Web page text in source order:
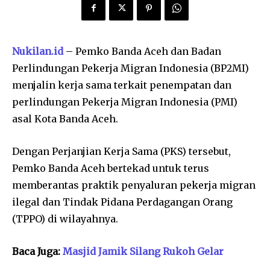
Nukilan.id– Pemko Banda Aceh dan Badan
Perlindungan Pekerja Migran Indonesia (BP2MI)
menjalin kerja sama terkait penempatan dan
perlindungan Pekerja Migran Indonesia (PMI)
asal Kota Banda Aceh.
Dengan Perjanjian Kerja Sama (PKS) tersebut,
Pemko Banda Aceh bertekad untuk terus
memberantas praktik penyaluran pekerja migran
ilegal dan Tindak Pidana Perdagangan Orang
(TPPO) di wilayahnya.
Baca Juga: Masjid Jamik Silang Rukoh Gelar